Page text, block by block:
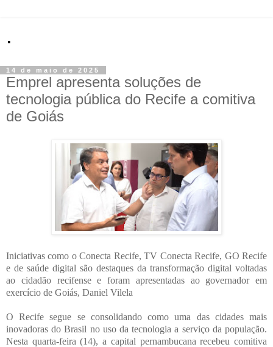
.
14 de maio de 2025
Emprel apresenta soluções de
tecnologia pública do Recife a comitiva
de Goiás
Iniciativas como o Conecta Recife, TV Conecta Recife, GO Recife
e de saúde digital são destaques da transformação digital voltadas
ao cidadão recifense e foram apresentadas ao governador em
exercício de Goiás, Daniel Vilela
O Recife segue se consolidando como uma das cidades mais
inovadoras do Brasil no uso da tecnologia a serviço da população.
Nesta quarta-feira (14), a capital pernambucana recebeu comitiva